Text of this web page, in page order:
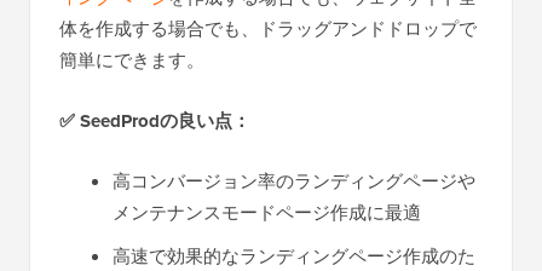
体を作成する場合でも、ドラッグアンドドロップで
簡単にできます。
✅SeedProdの良い点：
高コンバージョン率のランディングページや
メンテナンスモードページ作成に最適
高速で効果的なランディングページ作成のた